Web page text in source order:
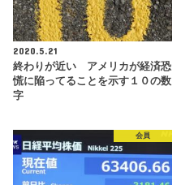
2020.5.21
終わりが近い アメリカが経済恐
慌に陥ってることを示す１０の数
字
会員